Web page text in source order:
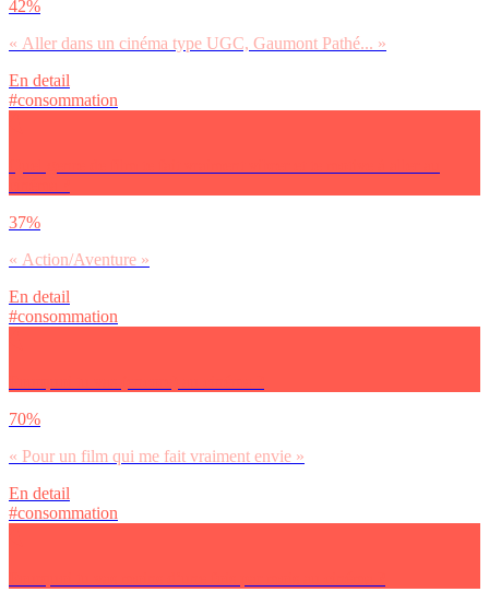
42%
« Aller dans un cinéma type UGC, Gaumont Pathé... »
En detail
#consommation
37%
« Action/Aventure »
En detail
#consommation
70%
« Pour un film qui me fait vraiment envie »
En detail
#consommation